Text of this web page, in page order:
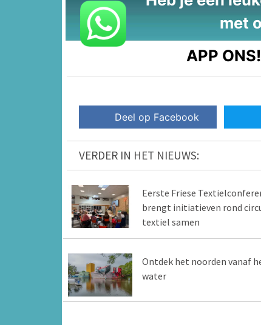
met
APP ONS!
Deel op Facebook
VERDER IN HET NIEUWS:
Eerste Friese
brengt initiatieven rond
textiel samen
Ontdek het noorden vanaf
water